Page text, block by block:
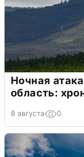
Ночная
область:
8 августа 0